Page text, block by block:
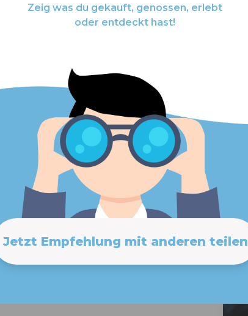
für
Geschäft, Verein oder
Zeig was du gekauft, genossen, erlebt
oder entdeckt hast!
Jetzt Empfehlung mit anderen teilen